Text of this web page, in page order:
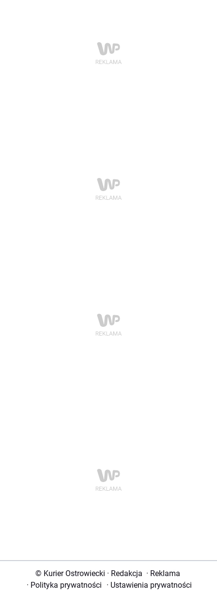
© Kurier Ostrowiecki · Redakcja · Reklama
· Polityka prywatności · Ustawienia prywatności